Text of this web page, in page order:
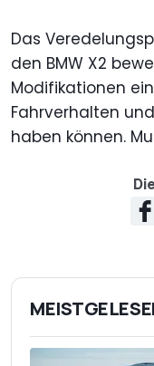
Das
den BMW X2
Modifikationen
Fahrverhalten
haben können.